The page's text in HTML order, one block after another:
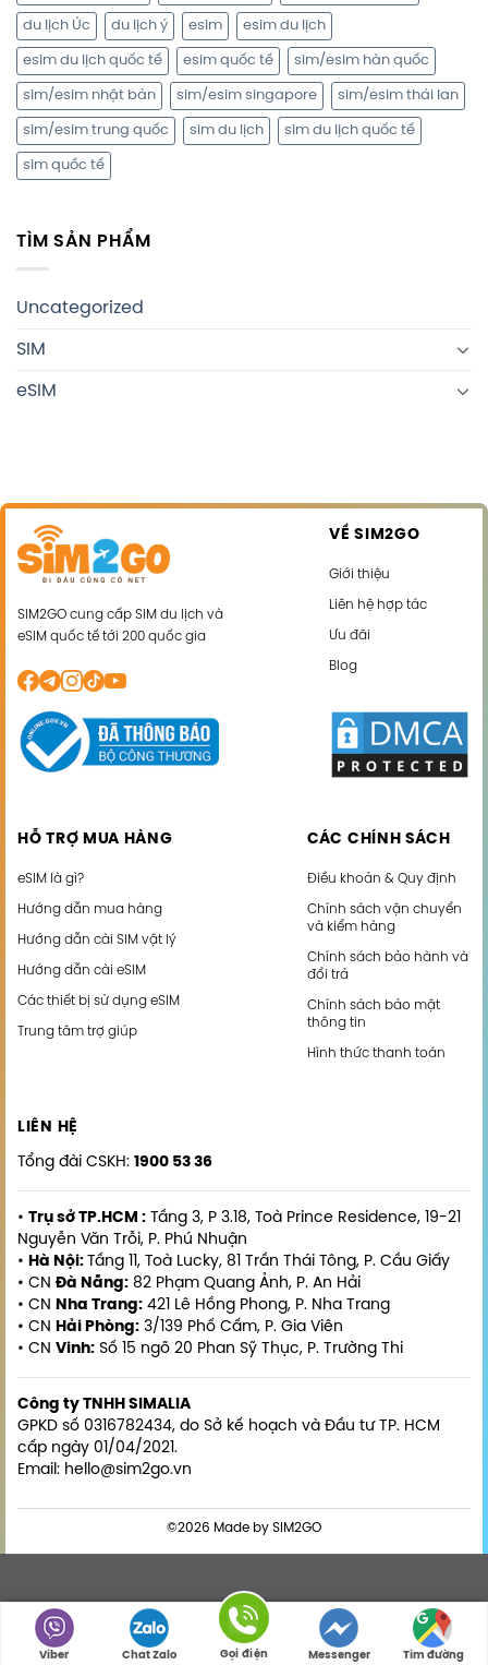
du lịch Úc du lịch ý esim esim du lịch
esim du lịch quốc tế esim quốc tế sim/esim hàn quốc
sim/esim nhật bản sim/esim singapore sim/esim thái lan
sim/esim trung quốc sim du lịch sim du lịch quốc tế
sim quốc tế
TÌM SẢN PHẨM
Uncategorized
SIM
eSIM
SIM2GO cung cấp SIM du lịch và
eSIM quốc tế tới 200 quốc gia
VỀ SIM2GO
Giới thiệu
Liên hệ hợp tác
Ưu đãi
Blog
HỖ TRỢ MUA HÀNG
eSIM là gì?
Hướng dẫn mua hàng
Hướng dẫn cài SIM vật lý
Hướng dẫn cài eSIM
Các thiết bị sử dụng eSIM
Trung tâm trợ giúp
CÁC CHÍNH SÁCH
Điều khoản & Quy định
Chính sách vận chuyển
và kiểm hàng
Chính sách bảo hành và
đổi trả
Chính sách bảo mật
thông tin
Hình thức thanh toán
LIÊN HỆ
Tổng đài CSKH: 1900 53 36
• Trụ sở TP.HCM : Tầng 3, P 3.18, Toà Prince Residence, 19-21
Nguyễn Văn Trỗi, P. Phú Nhuận
• Hà Nội:
Tầng 11, Toà Lucky, 81 Trần Thái Tông, P. Cầu Giấy
• CN Đà Nẵng: 82 Phạm Quang Ảnh, P. An Hải
• CN Nha Trang: 421 Lê Hồng Phong, P. Nha Trang
• CN Hải Phòng: 3/139 Phố Cấm, P. Gia Viên
• CN Vinh: Số 15 ngõ 20 Phan Sỹ Thục, P. Trường Thi
Công ty TNHH SIMALIA
GPKD số 0316782434, do Sở kế hoạch và Đầu tư TP. HCM
cấp ngày 01/04/2021.
Email: hello@sim2go.vn
©2026 Made by SIM2GO
Viber Chat Zalo Gọi điện Messenger Tìm đường